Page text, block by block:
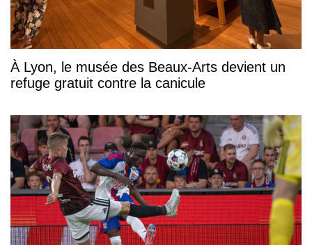
À Lyon, le musée des Beaux-Arts devient un
refuge gratuit contre la canicule